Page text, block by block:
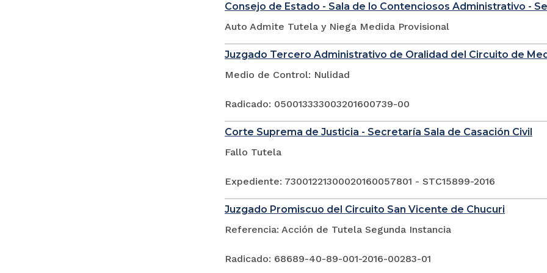
Consejo de Estado - Sala de lo Contenciosos Administrativo -
Auto Admite Tutela y Niega Medida Provisional
Juzgado Tercero Administrativo de Oralidad del Circuito de
Medio de Control: Nulidad
Radicado: 050013333003201600739-00
Corte Suprema de Justicia - Secretaría Sala de Casación Civil
Fallo Tutela
Expediente: 73001221300020160057801 - STC15899-2016
Juzgado Promiscuo del Circuito San Vicente de Chucuri
Referencia: Acción de Tutela Segunda Instancia
Radicado: 68689-40-89-001-2016-00283-01